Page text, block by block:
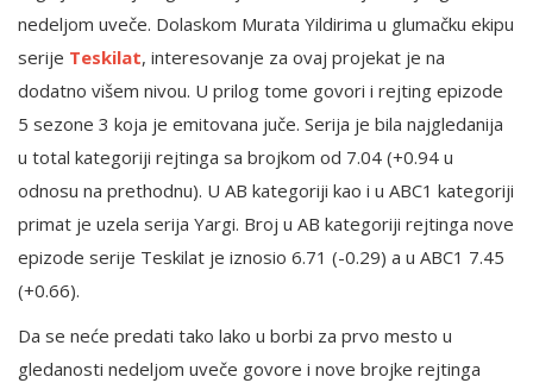
nedeljom uveče. Dolaskom Murata Yildirima u glumačku ekipu
serije Teskilat, interesovanje za ovaj projekat je na
dodatno višem nivou. U prilog tome govori i rejting epizode
5 sezone 3 koja je emitovana juče. Serija je bila najgledanija
u total kategoriji rejtinga sa brojkom od 7.04 (+0.94 u
odnosu na prethodnu). U AB kategoriji kao i u ABC1 kategoriji
primat je uzela serija Yargi. Broj u AB kategoriji rejtinga nove
epizode serije Teskilat je iznosio 6.71 (-0.29) a u ABC1 7.45
(+0.66).
Da se neće predati tako lako u borbi za prvo mesto u
gledanosti nedeljom uveče govore i nove brojke rejtinga